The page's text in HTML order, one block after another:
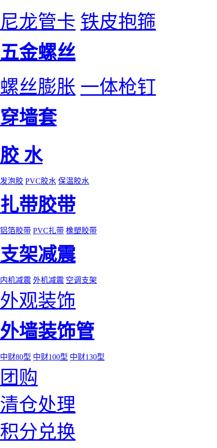
尼龙管卡 铁皮抱箍
五金螺丝
螺丝膨胀 一体枪钉
穿墙套
胶 水
发泡胶 PVC胶水 保温胶水
扎带胶带
铝箔胶带 PVC扎带 橡塑胶带
支架减震
内机减震 外机减震 空调支架
外观装饰
外墙装饰管
中财80型 中财100型 中财130型
团购
清仓处理
积分兑换